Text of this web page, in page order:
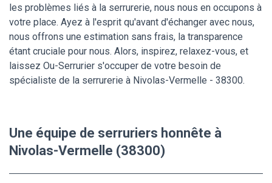
les problèmes liés à la serrurerie, nous nous en occupons à
votre place. Ayez à l'esprit qu'avant d'échanger avec nous,
nous offrons une estimation sans frais, la transparence
étant cruciale pour nous. Alors, inspirez, relaxez-vous, et
laissez Ou-Serrurier s'occuper de votre besoin de
spécialiste de la serrurerie à Nivolas-Vermelle - 38300.
Une équipe de serruriers honnête à
Nivolas-Vermelle (38300)